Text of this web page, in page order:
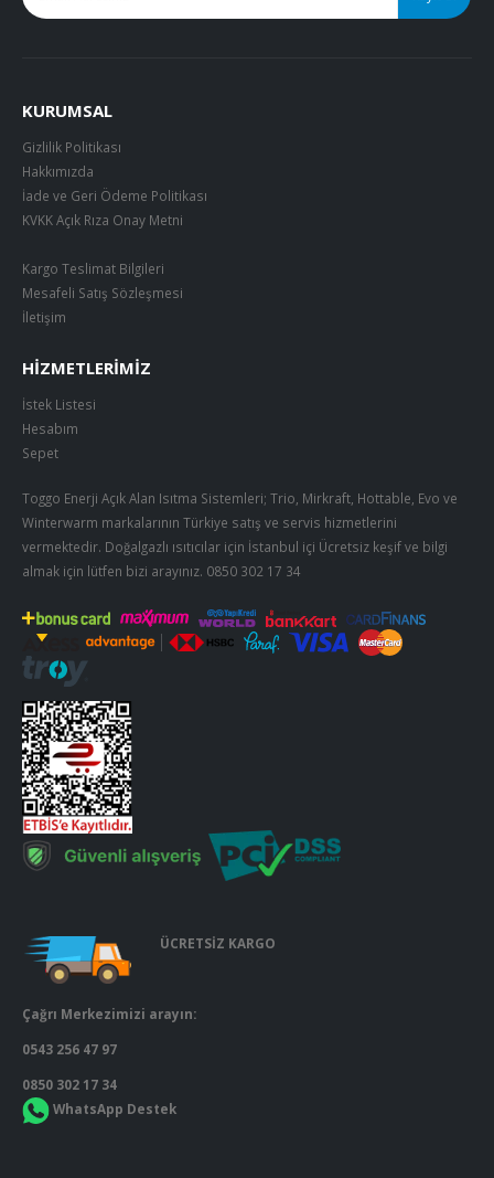
KURUMSAL
Gizlilik Politikası
Hakkımızda
İade ve Geri Ödeme Politikası
KVKK Açık Rıza Onay Metni
Kargo Teslimat Bilgileri
Mesafeli Satış Sözleşmesi
İletişim
HIZMETLERIMIZ
İstek Listesi
Hesabım
Sepet
Toggo Enerji Açık Alan Isıtma Sistemleri; Trio, Mirkraft, Hottable, Evo ve
Winterwarm markalarının Türkiye satış ve servis hizmetlerini
vermektedir. Doğalgazlı ısıtıcılar için İstanbul içi Ücretsiz keşif ve bilgi
almak için lütfen bizi arayınız. 0850 302 17 34
ÜCRETSİZ KARGO
Çağrı Merkezimizi arayın:
0543 256 47 97
0850 302 17 34
WhatsApp Destek